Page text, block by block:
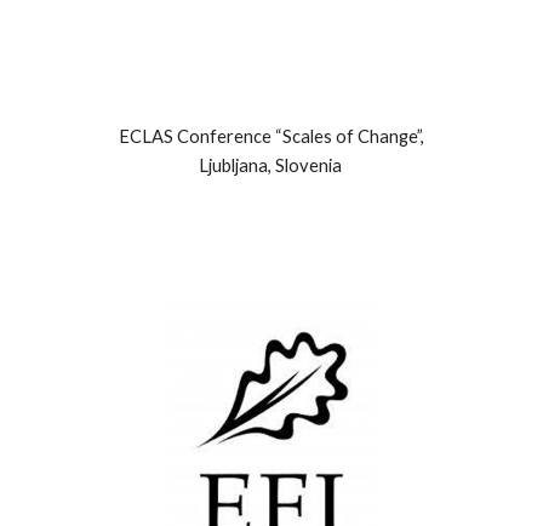
ECLAS Conference “Scales of Change”,
Ljubljana, Slovenia